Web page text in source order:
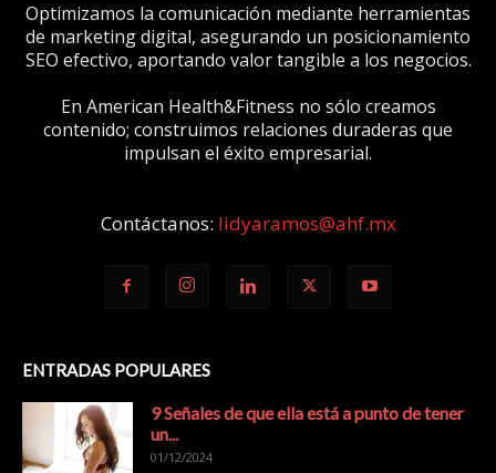
Optimizamos la comunicación mediante herramientas
de marketing digital, asegurando un posicionamiento
SEO efectivo, aportando valor tangible a los negocios.
En American Health&Fitness no sólo creamos
contenido; construimos relaciones duraderas que
impulsan el éxito empresarial.
Contáctanos: lidyaramos@ahf.mx
ENTRADAS POPULARES
9 Señales de que ella está a punto de tener
un...
01/12/2024